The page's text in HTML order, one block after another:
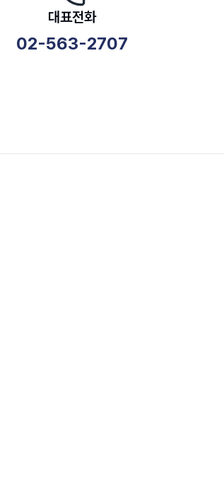
대표전화
02-563-2707